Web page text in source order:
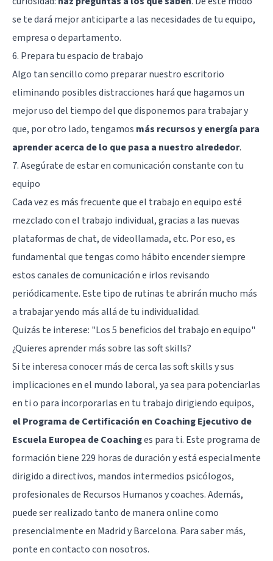
se te dará mejor anticiparte a las necesidades de tu equipo,
empresa o departamento.
6. Prepara tu espacio de trabajo
Algo tan sencillo como preparar nuestro escritorio
eliminando posibles distracciones hará que hagamos un
mejor uso del tiempo del que disponemos para trabajar y
que, por otro lado, tengamos más recursos y energía para
aprender acerca de lo que pasa a nuestro alrededor.
7. Asegúrate de estar en comunicación constante con tu
equipo
Cada vez es más frecuente que el trabajo en equipo esté
mezclado con el trabajo individual, gracias a las nuevas
plataformas de chat, de videollamada, etc. Por eso, es
fundamental que tengas como hábito encender siempre
estos canales de comunicación e irlos revisando
periódicamente. Este tipo de rutinas te abrirán mucho más
a trabajar yendo más allá de tu individualidad.
Quizás te interese: "Los 5 beneficios del trabajo en equipo"
¿Quieres aprender más sobre las soft skills?
Si te interesa conocer más de cerca las soft skills y sus
implicaciones en el mundo laboral, ya sea para potenciarlas
en ti o para incorporarlas en tu trabajo dirigiendo equipos,
el Programa de Certificación en Coaching Ejecutivo de
Escuela Europea de Coachinges para ti. Este programa de
formación tiene 229 horas de duración y está especialmente
dirigido a directivos, mandos intermedios psicólogos,
profesionales de Recursos Humanos y coaches. Además,
puede ser realizado tanto de manera online como
presencialmente en Madrid y Barcelona. Para saber más,
ponte en contacto con nosotros.